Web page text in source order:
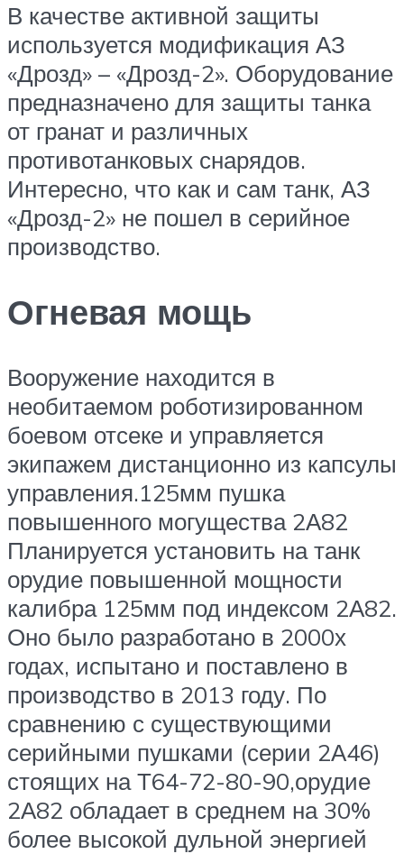
В качестве активной защиты
используется модификация АЗ
«Дрозд» – «Дрозд-2». Оборудование
предназначено для защиты танка
от гранат и различных
противотанковых снарядов.
Интересно, что как и сам танк, АЗ
«Дрозд-2» не пошел в серийное
производство.
Огневая мощь
Вооружение находится в
необитаемом роботизированном
боевом отсеке и управляется
экипажем дистанционно из капсулы
управления.125мм пушка
повышенного могущества 2А82
Планируется установить на танк
орудие повышенной мощности
калибра 125мм под индексом 2А82.
Оно было разработано в 2000х
годах, испытано и поставлено в
производство в 2013 году. По
сравнению с существующими
серийными пушками (серии 2А46)
стоящих на Т64-72-80-90,орудие
2А82 обладает в среднем на 30%
более высокой дульной энергией